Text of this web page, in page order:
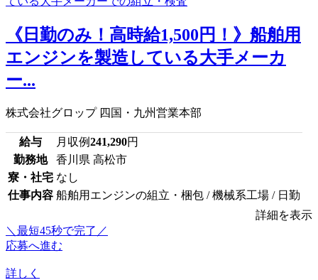
《日勤のみ！高時給1,500円！》船舶用
エンジンを製造している大手メーカ
ー...
株式会社グロップ 四国・九州営業本部
給与 月収例241,290円
勤務地
香川県 高松市
寮・社宅 なし
仕事内容 船舶用エンジンの組立・梱包 / 機械系工場 / 日勤
詳細を表示
＼最短45秒で完了／
応募へ進む
詳しく